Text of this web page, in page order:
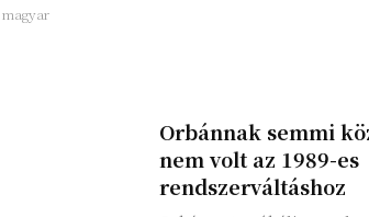
magyar
Orbánnak semmi
nem volt az 1989-es
rendszerváltáshoz